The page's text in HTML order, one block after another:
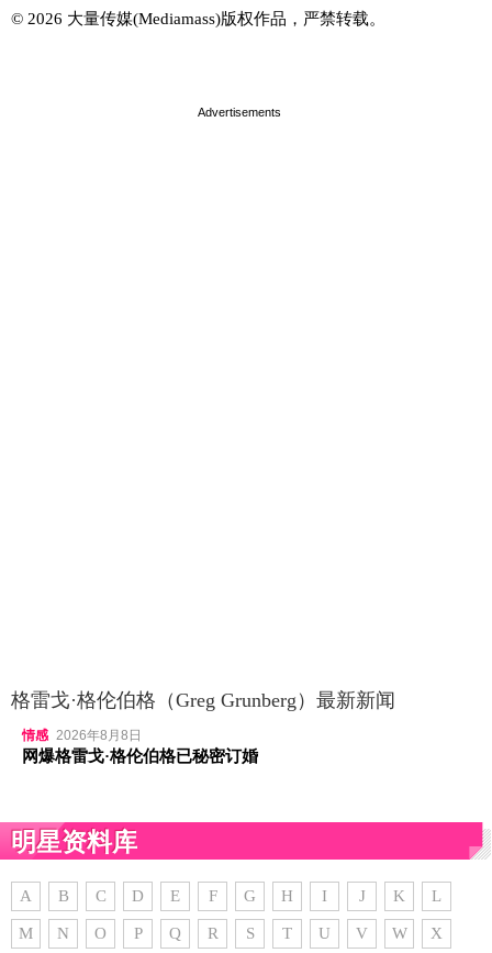
© 2026 大量传媒(Mediamass)版权作品，严禁转载。
格雷戈·格伦伯格（Greg Grunberg）最新新闻
情感 2026年8月8日
网爆格雷戈·格伦伯格已秘密订婚
明星资料库
A B C D E F G H I J K L
M N O P Q R S T U V W X